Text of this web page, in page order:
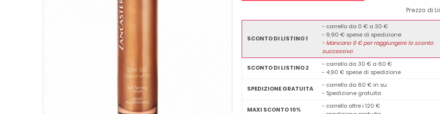
Prezzo di
SCONTO DI LISTINO 1
- carrello da 0 € a 30 €
- 9,90 € spese di spedizione
-Mancano9€ per raggiungere lo sconto
successivo
SCONTO DI LISTINO 2
- carrello da 30 € a 60 €
- 4,90 € spese di spedizione
SPEDIZIONE GRATUITA
- carrello da 60 € in su
- Spedizione gratuita
MAXI SCONTO 10%
- carrello oltre i 120 €